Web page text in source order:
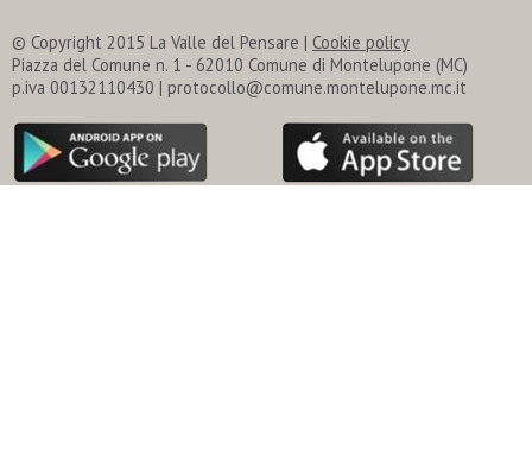
© Copyright 2015 La Valle del Pensare | Cookie policy
Piazza del Comune n. 1 - 62010 Comune di Montelupone (MC)
p.iva 00132110430 | protocollo@comune.montelupone.mc.it